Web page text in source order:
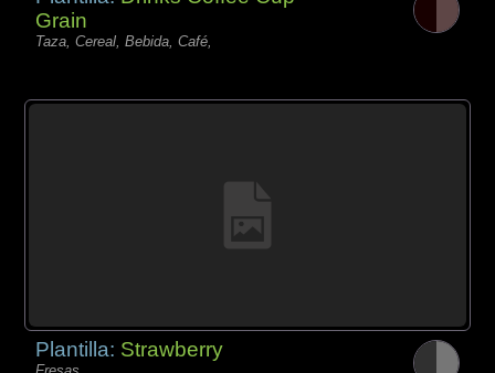
Grain
Taza, Cereal, Bebida, Café,
Plantilla: Strawberry